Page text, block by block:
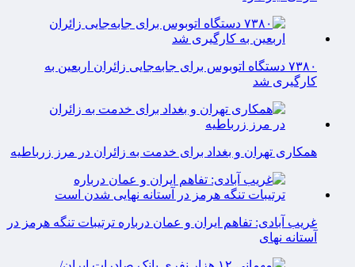
۷۳۸۰ دستگاه اتوبوس برای جابه‌جایی زائران اربعین به‌
کارگیری شد
همکاری تهران و بغداد برای خدمت به زائران در مرز زرباطیه
غریب آبادی: تفاهم ایران و عمان درباره ترتیبات تنگه هرمز در
آستانه نهای